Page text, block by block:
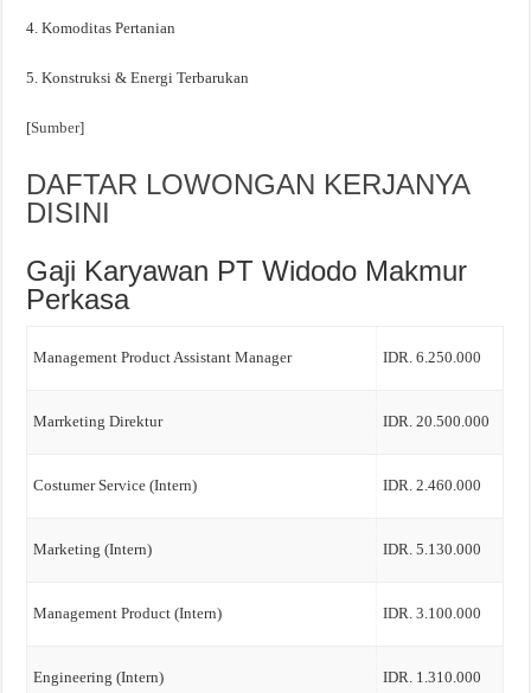
4. Komoditas Pertanian
5. Konstruksi & Energi Terbarukan
[Sumber]
DAFTAR LOWONGAN KERJANYA
DISINI
Gaji Karyawan PT Widodo Makmur
Perkasa
Management Product Assistant Manager IDR. 6.250.000
Marrketing Direktur IDR. 20.500.000
Costumer Service (Intern) IDR. 2.460.000
Marketing (Intern) IDR. 5.130.000
Management Product (Intern) IDR. 3.100.000
Engineering (Intern) IDR. 1.310.000